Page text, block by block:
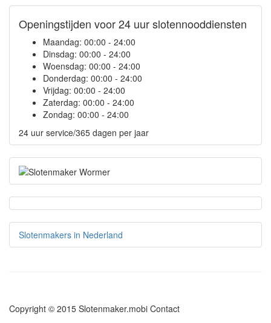
Openingstijden voor 24 uur slotennooddiensten
Maandag: 00:00 - 24:00
Dinsdag: 00:00 - 24:00
Woensdag: 00:00 - 24:00
Donderdag: 00:00 - 24:00
Vrijdag: 00:00 - 24:00
Zaterdag: 00:00 - 24:00
Zondag: 00:00 - 24:00
24 uur service/365 dagen per jaar
Slotenmakers in Nederland
Copyright © 2015 Slotenmaker.mobi Contact